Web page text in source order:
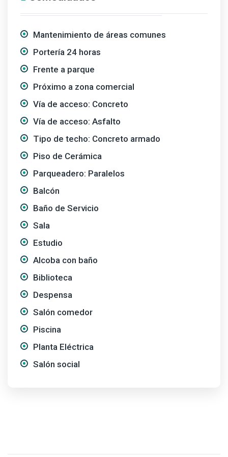
Mantenimiento de áreas comunes
Portería 24 horas
Frente a parque
Próximo a zona comercial
Vía de acceso: Concreto
Vía de acceso: Asfalto
Tipo de techo: Concreto armado
Piso de Cerámica
Parqueadero: Paralelos
Balcón
Baño de Servicio
Sala
Estudio
Alcoba con baño
Biblioteca
Despensa
Salón comedor
Piscina
Planta Eléctrica
Salón social